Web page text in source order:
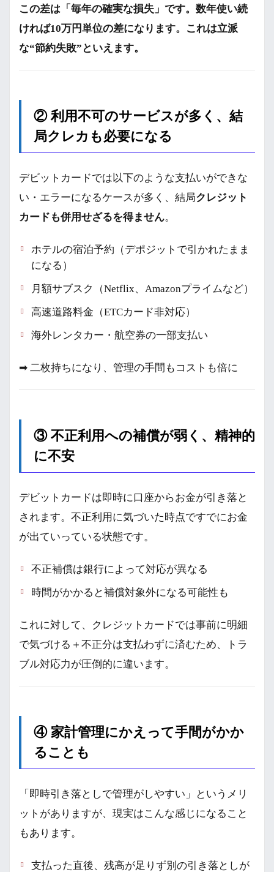
この差は「毎年の確実な損失」です。数年使い続
ければ10万円単位の差になります。これは立派
な“節約失敗”といえます。
② 利用不可のサービスが多く、結
局クレカも必要になる
デビットカードでは以下のような支払いができな
い・エラーになるケースが多く、結局クレジット
カードも併用せざるを得ません。
ホテルの宿泊予約（デポジットで引かれたまま
になる）
月額サブスク（Netflix、Amazonプライムなど）
高速道路料金（ETCカード非対応）
海外レンタカー・航空券の一部支払い
➡ 二枚持ちになり、管理の手間もコストも倍に
③ 不正利用への補償が弱く、精神的
に不安
デビットカードは即時に口座からお金が引き落と
されます。不正利用に気づいた時点ですでにお金
が出ていっている状態です。
不正補償は銀行によって対応が異なる
時間がかかると補償対象外になる可能性も
これに対して、クレジットカードでは事前に明細
で気づける＋不正分は支払わずに済むため、トラ
ブル対応力が圧倒的に違います。
④ 家計管理にかえって手間がかか
ることも
「即時引き落としで管理がしやすい」というメリ
ットがありますが、現実はこんな感じになること
もあります。
支払った直後、残高が足りず別の引き落としが